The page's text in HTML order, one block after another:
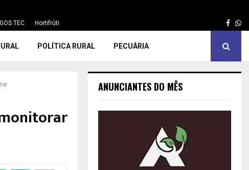
TEC. Hortifrúti
POLÍTICA RURAL PECUÁRIA
ANUNCIANTES DO MÊS